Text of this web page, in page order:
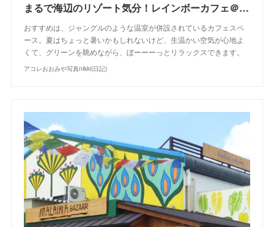
まるで海辺のリゾート気分！レインボーカフェ＠エスニック雑貨店 「マライカバザール」大宮北店 | アコレおおみや写真nikki(日記)
おすすめは、ジャングルのような温室が併設されているカフェスペ
ース。夏はちょっと暑いかもしれないけど、生温かい空気が心地よ
くて、グリーンを眺めながら、ぼーーーっとリラックスできます。
アコレおおみや写真nikki(日記)